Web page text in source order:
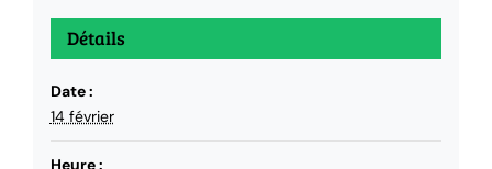
Détails
Date :
14 février